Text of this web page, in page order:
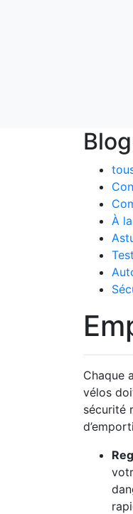
À
Chaque
vélos
sécurité